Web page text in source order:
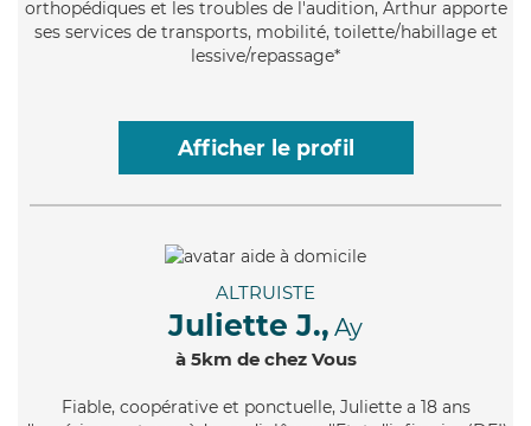
orthopédiques et les troubles de l'audition, Arthur apporte
ses services de transports, mobilité, toilette/habillage et
lessive/repassage*
Afficher le profil
ALTRUISTE
Juliette J., Ay
à 5km de chez Vous
Fiable, coopérative et ponctuelle, Juliette a 18 ans